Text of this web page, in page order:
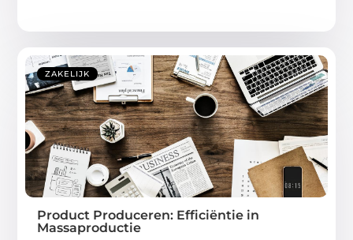
ZAKELIJK
Product Produceren: Efficiëntie in
Massaproductie